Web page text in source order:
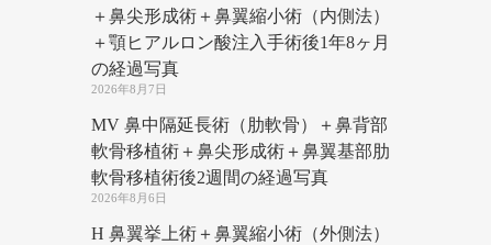
＋鼻尖形成術＋鼻翼縮小術（内側法）
＋顎ヒアルロン酸注入手術後1年8ヶ月
の経過写真
2026年8月7日
MV 鼻中隔延長術（肋軟骨）＋鼻背部
軟骨移植術＋鼻尖形成術＋鼻翼基部肋
軟骨移植術後2週間の経過写真
2026年8月6日
H 鼻翼挙上術＋鼻翼縮小術（外側法）